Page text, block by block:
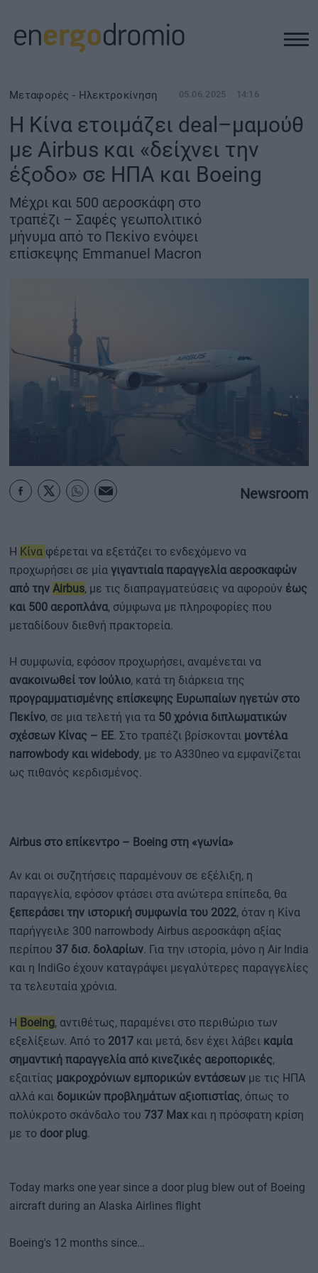
ΥΠΟΔΟΜΕΣ
REAL ESTATE
ΠΕΡΙΒΑΛΛΟΝ
ΕΝΕΡΓΕΙΑ
ΜΕΤΑΦΟΡΕΣ - ΗΛΕΚΤΡΟΚΙΝΗΣΗ
ΨΗΦΙΑΚΟΣ ΚΟΣΜΟΣ
ΟΙΚΟΝΟΜΙΑ - ΕΠΙΧΕΙΡΗΣΕΙΣ
MY PROPERTY
ΚΑΡΑΜΠΟΛΕΣ
Μεταφορές - Ηλεκτροκίνηση 05.06.2025 14:16
Η Κίνα ετοιμάζει deal–μαμούθ
με Airbus και «δείχνει την
έξοδο» σε ΗΠΑ και Boeing
Μέχρι και 500 αεροσκάφη στο
τραπέζι – Σαφές γεωπολιτικό
μήνυμα από το Πεκίνο ενόψει
επίσκεψης Emmanuel Macron
Newsroom
Η Κίνα φέρεται να εξετάζει το ενδεχόμενο να
προχωρήσει σε μία γιγαντιαία παραγγελία αεροσκαφών
από την Airbus, με τις διαπραγματεύσεις να αφορούν έως
και 500 αεροπλάνα, σύμφωνα με πληροφορίες που
μεταδίδουν διεθνή πρακτορεία.
Η συμφωνία, εφόσον προχωρήσει, αναμένεται να
ανακοινωθεί τον Ιούλιο, κατά τη διάρκεια της
προγραμματισμένης επίσκεψης Ευρωπαίων ηγετών στο
Πεκίνο, σε μια τελετή για τα 50 χρόνια διπλωματικών
σχέσεων Κίνας – ΕΕ. Στο τραπέζι βρίσκονται μοντέλα
narrowbody και widebody, με το A330neo να εμφανίζεται
ως πιθανός κερδισμένος.
Airbus στο επίκεντρο – Boeing στη «γωνία»
Αν και οι συζητήσεις παραμένουν σε εξέλιξη, η
παραγγελία, εφόσον φτάσει στα ανώτερα επίπεδα, θα
ξεπεράσει την ιστορική συμφωνία του 2022, όταν η Κίνα
παρήγγειλε 300 narrowbody Airbus αεροσκάφη αξίας
περίπου 37 δισ. δολαρίων. Για την ιστορία, μόνο η Air India
και η IndiGo έχουν καταγράψει μεγαλύτερες παραγγελίες
τα τελευταία χρόνια.
Η Boeing, αντιθέτως, παραμένει στο περιθώριο των
εξελίξεων. Από το 2017 και μετά, δεν έχει λάβει καμία
σημαντική παραγγελία από κινεζικές αεροπορικές,
εξαιτίας μακροχρόνιων εμπορικών εντάσεων με τις ΗΠΑ
αλλά και δομικών προβλημάτων αξιοπιστίας, όπως το
πολύκροτο σκάνδαλο του 737 Max και η πρόσφατη κρίση
με το door plug.
Today marks one year since a door plug blew out of Boeing
aircraft during an Alaska Airlines flight
Boeing's 12 months since…